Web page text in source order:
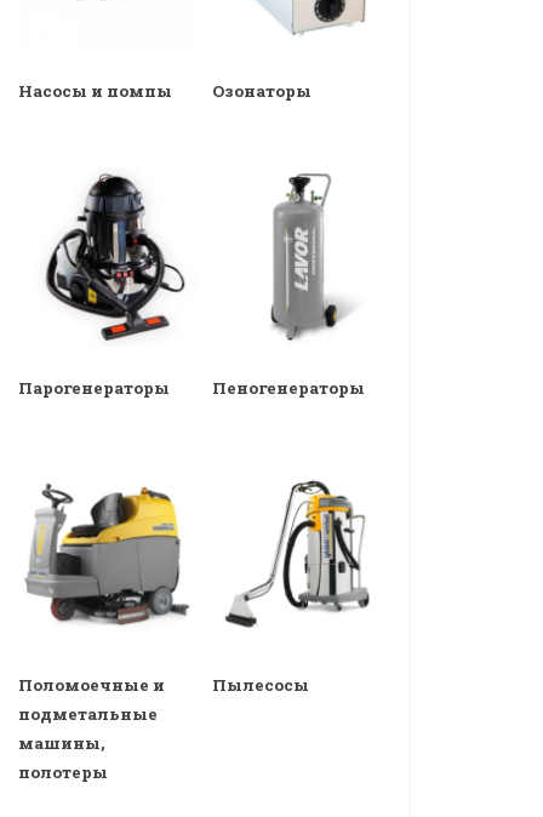
Насосы и помпы Озонаторы
Парогенераторы Пеногенераторы
Поломоечные и
подметальные
машины,
полотеры
Пылесосы